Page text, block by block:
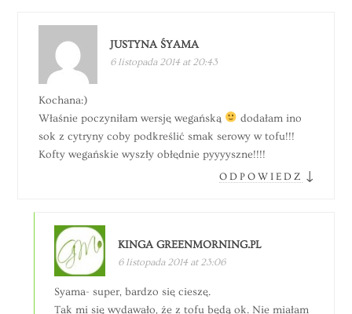
JUSTYNA ŚYAMA
6 listopada 2014 at 20:43
Kochana:)
Właśnie poczyniłam wersję wegańską
dodałam ino
sok z cytryny coby podkreślić smak serowy w tofu!!!
Kofty wegańskie wyszły obłędnie pyyyyszne!!!!
ODPOWIEDZ ↓
KINGA GREENMORNING.PL
6 listopada 2014 at 23:06
Syama- super, bardzo się cieszę.
Tak mi się wydawało, że z tofu będą ok. Nie miałam